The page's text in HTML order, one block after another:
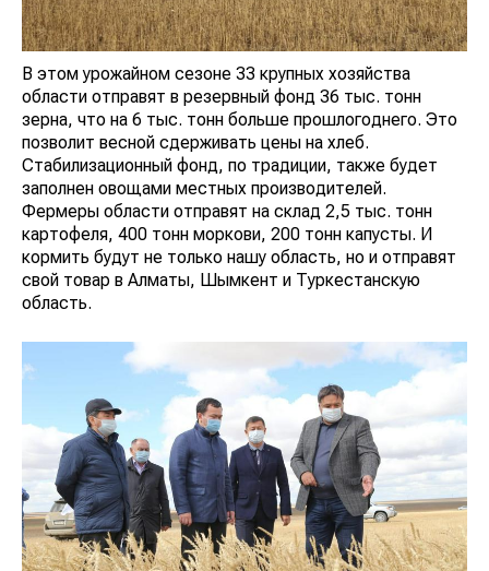
В этом урожайном сезоне 33 крупных хозяйства
области отправят в резервный фонд 36 тыс. тонн
зерна, что на 6 тыс. тонн больше прошлогоднего. Это
позволит весной сдерживать цены на хлеб.
Стабилизационный фонд, по традиции, также будет
заполнен овощами местных производителей.
Фермеры области отправят на склад 2,5 тыс. тонн
картофеля, 400 тонн моркови, 200 тонн капусты. И
кормить будут не только нашу область, но и отправят
свой товар в Алматы, Шымкент и Туркестанскую
область.